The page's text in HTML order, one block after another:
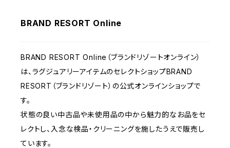
BRAND RESORT Online
BRAND RESORT Online（ブランドリゾートオンライン）
は、ラグジュアリーアイテムのセレクトショップBRAND
RESORT（ブランドリゾート）の公式オンラインショップで
す。
状態の良い中古品や未使用品の中から魅力的なお品をセ
レクトし、入念な検品・クリーニングを施したうえで販売し
ています。